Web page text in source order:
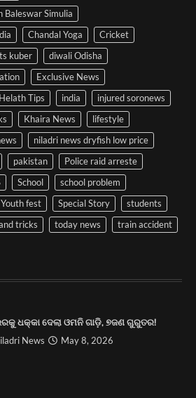
Simulia
Chandal Yoga
Cricket
kuber
diwali Odisha
Exclusive News
Helath Tips india
injured soronews
Khaira News
lifestyle
niladri news dryfish low price
pakistan
Police raid arreste
School
school problem
fest Special Story
students
tricks today news
train accident
ଧକ୍କା ଦେଲା ଓମନି ଗାଡ଼ି, ୭ଜଣ ଗୁରୁତର!
News May 8, 2026
ଧର୍ମେନ୍ଦ୍ର ପ୍ରଧାନଙ୍କ ୫୮ ତମ
ଉପଲକ୍ଷେ ବିଶାଳ ରକ୍ତଦାନ ଶିବିର।